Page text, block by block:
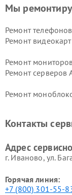
Мы
Ремонт
Ремонт
Ремонт
Ремонт серверов
Ремонт
Контакты
Адрес
г. Иваново, ул.
Горячая линия:
+7 (800) 301-55-